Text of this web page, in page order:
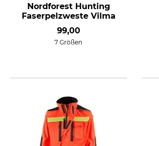
Nordforest Hunting
Faserpelzweste Vilma
99,00
7 Größen